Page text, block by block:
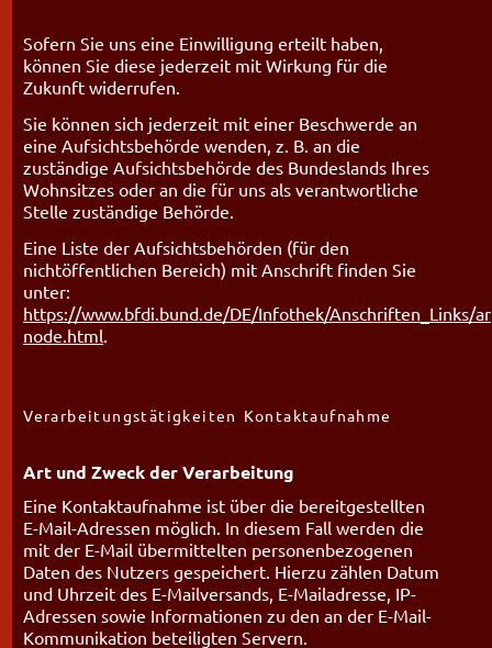
Sofern Sie uns eine Einwilligung erteilt haben,
können Sie diese jederzeit mit Wirkung für die
Zukunft widerrufen.
Sie können sich jederzeit mit einer Beschwerde an
eine Aufsichtsbehörde wenden, z. B. an die
zuständige Aufsichtsbehörde des Bundeslands Ihres
Wohnsitzes oder an die für uns als verantwortliche
Stelle zuständige Behörde.
Eine Liste der Aufsichtsbehörden (für den
nichtöffentlichen Bereich) mit Anschrift finden Sie
unter:
https://www.bfdi.bund.de/DE/Infothek/Anschriften_Links/
node.html.
Verarbeitungstätigkeiten Kontaktaufnahme
Art und Zweck der Verarbeitung
Eine Kontaktaufnahme ist über die bereitgestellten
E-Mail-Adressen möglich. In diesem Fall werden die
mit der E-Mail übermittelten personenbezogenen
Daten des Nutzers gespeichert. Hierzu zählen Datum
und Uhrzeit des E-Mailversands, E-Mailadresse, IP-
Adressen sowie Informationen zu den an der E-Mail-
Kommunikation beteiligten Servern.